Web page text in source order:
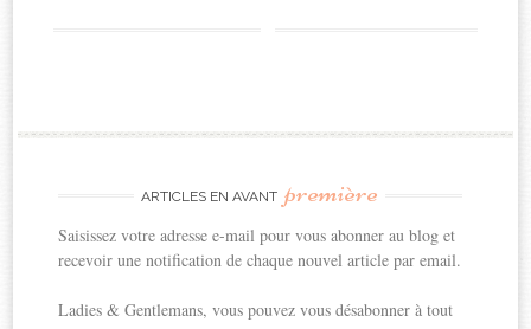
ARTICLES EN AVANT première
Saisissez votre adresse e-mail pour vous abonner au blog et
recevoir une notification de chaque nouvel article par email.
Ladies & Gentlemans, vous pouvez vous désabonner à tout